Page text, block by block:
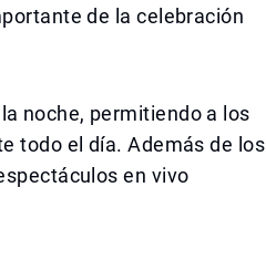
de la celebración
noche, permitiendo a los
todo el día. Además de los
en vivo